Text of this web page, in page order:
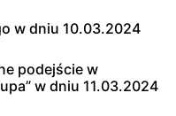
w dniu 10.03.2024
podejście w
w dniu 11.03.2024